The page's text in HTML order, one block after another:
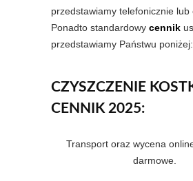
przedstawiamy telefonicznie lub
Ponadto standardowy cennik
przedstawiamy Państwu poniżej:
CZYSZCZENIE
CENNIK 2025:
Transport oraz wycena
darmowe.